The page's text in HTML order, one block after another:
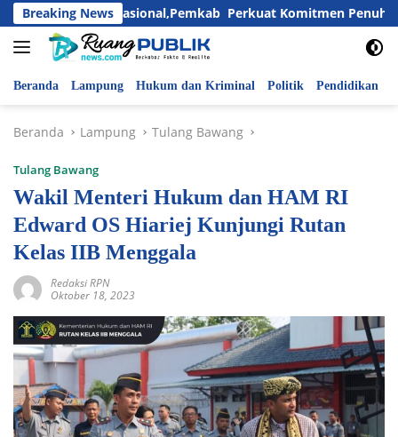
Langsung
ke
konten
Breaking News
Anak Nasional,Pemkab Perkuat Komitmen Penuhi Hak dan
Beranda Lampung Hukum dan Kriminal Politik Pendidikan
Beranda Lampung Tulang Bawang
Tulang Bawang
Wakil Menteri Hukum dan HAM RI
Edward OS Hiariej Kunjungi Rutan
Kelas IIB Menggala
Redaksi RPN
Oktober 18, 2023